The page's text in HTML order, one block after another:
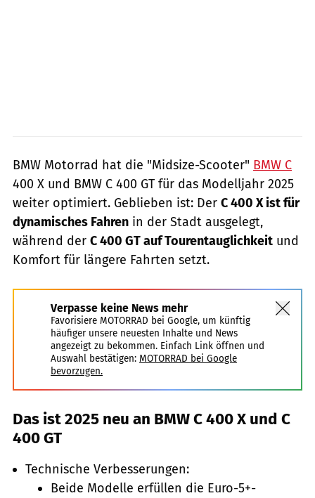
BMW Motorrad hat die "Midsize-Scooter" BMW C
400 X und BMW C 400 GT für das Modelljahr 2025
weiter optimiert. Geblieben ist: Der C 400 X ist für
dynamisches Fahren in der Stadt ausgelegt,
während der C 400 GT auf Tourentauglichkeit und
Komfort für längere Fahrten setzt.
Verpasse keine News mehr
Favorisiere MOTORRAD bei Google, um künftig
häufiger unsere neuesten Inhalte und News
angezeigt zu bekommen. Einfach Link öffnen und
Auswahl bestätigen: MOTORRAD bei Google
bevorzugen.
Das ist 2025 neu an BMW C 400 X und C
400 GT
Technische Verbesserungen:
Beide Modelle erfüllen die Euro-5+-